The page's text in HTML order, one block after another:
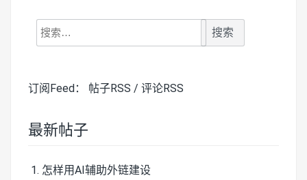
搜
索：
订阅Feed： 帖子RSS / 评论RSS
最新帖子
怎样用AI辅助外链建设